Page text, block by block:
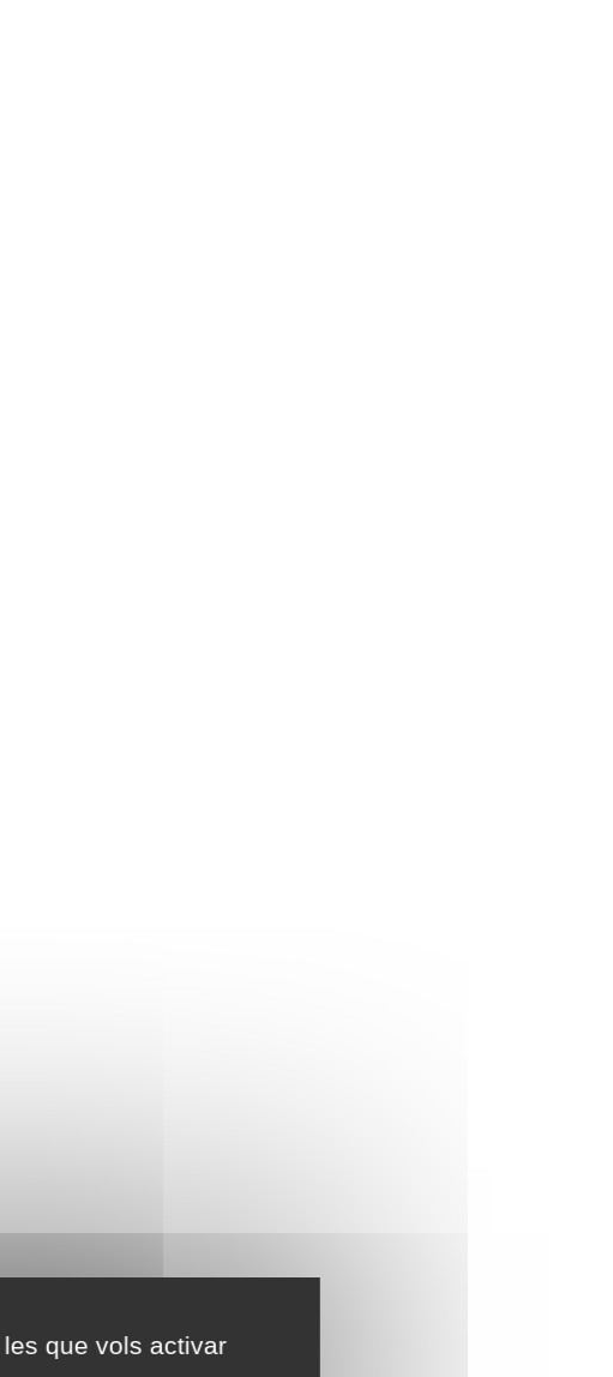
que vols activar